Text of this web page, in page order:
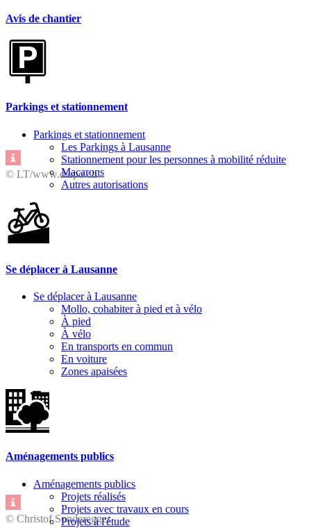
© LT/www.diapo.ch
© Christof Sonderegger
Avis de chantier
Parkings et stationnement
Parkings et stationnement
Les Parkings à Lausanne
Stationnement pour les personnes à mobilité réduite
Macarons
Autres autorisations
Se déplacer à Lausanne
Se déplacer à Lausanne
Mollo, cohabiter à pied et à vélo
À pied
À vélo
En transports en commun
En voiture
Zones apaisées
Aménagements publics
Aménagements publics
Projets réalisés
Projets avec travaux en cours
Projets à l'étude